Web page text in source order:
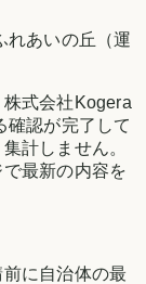
れあいの丘（運
式会社Kogera
確認が完了して
計しません。
最新の内容を
に自治体の最